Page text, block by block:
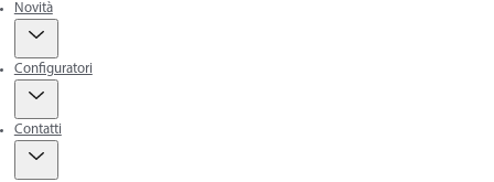
Novità
Configuratori
Contatti